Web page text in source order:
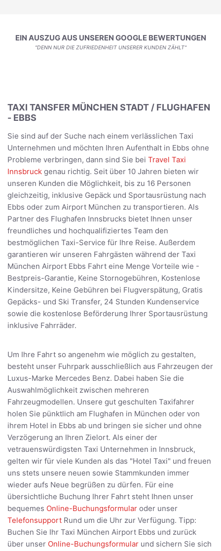
EIN AUSZUG AUS UNSEREN GOOGLE BEWERTUNGEN
"DENN NUR DIE ZUFRIEDENHEIT UNSERER KUNDEN ZÄHLT"
TAXI TANSFER MÜNCHEN STADT / FLUGHAFEN
- EBBS
Sie sind auf der Suche nach einem verlässlichen Taxi
Unternehmen und möchten Ihren Aufenthalt in Ebbs ohne
Probleme verbringen, dann sind Sie bei Travel Taxi
Innsbruck genau richtig. Seit über 10 Jahren bieten wir
unseren Kunden die Möglichkeit, bis zu 16 Personen
gleichzeitig, inklusive Gepäck und Sportausrüstung nach
Ebbs oder zum Airport München zu transportieren. Als
Partner des Flughafen Innsbrucks bietet Ihnen unser
freundliches und hochqualifiziertes Team den
bestmöglichen Taxi-Service für Ihre Reise. Außerdem
garantieren wir unseren Fahrgästen während der Taxi
München Airport Ebbs Fahrt eine Menge Vorteile wie -
Bestpreis-Garantie, Keine Stornogebühren, Kostenlose
Kindersitze, Keine Gebühren bei Flugverspätung, Gratis
Gepäcks- und Ski Transfer, 24 Stunden Kundenservice
sowie die kostenlose Beförderung Ihrer Sportausrüstung
inklusive Fahrräder.
Um Ihre Fahrt so angenehm wie möglich zu gestalten,
besteht unser Fuhrpark ausschließlich aus Fahrzeugen der
Luxus-Marke Mercedes Benz. Dabei haben Sie die
Auswahlmöglichkeit zwischen mehreren
Fahrzeugmodellen. Unsere gut geschulten Taxifahrer
holen Sie pünktlich am Flughafen in München oder von
ihrem Hotel in Ebbs ab und bringen sie sicher und ohne
Verzögerung an Ihren Zielort. Als einer der
vetrauenswürdigsten Taxi Unternehmen in Innsbruck,
gelten wir für viele Kunden als das "Hotel Taxi" und freuen
uns stets unsere neuen sowie Stammkunden immer
wieder aufs Neue begrüßen zu dürfen. Für eine
übersichtliche Buchung Ihrer Fahrt steht Ihnen unser
bequemes Online-Buchungsformular oder unser
Telefonsupport Rund um die Uhr zur Verfügung. Tipp:
Buchen Sie Ihr Taxi München Airport Ebbs und zurück
über unser Online-Buchungsformular und sichern Sie sich